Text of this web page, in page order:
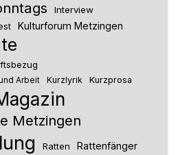
Interview
Kulturforum Metzingen
Arbeit Kurzlyrik Kurzprosa
Metzingen
Ratten Rattenfänger